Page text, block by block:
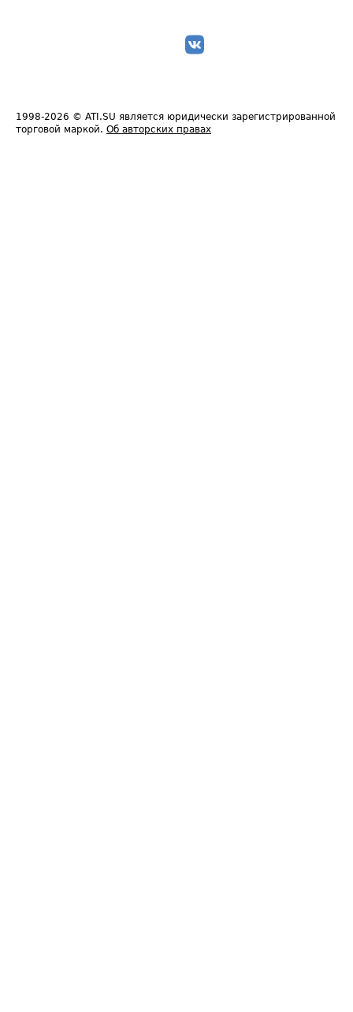
1998-2026 © ATI.SU является юридически зарегистрированной
торговой маркой. Об авторских правах